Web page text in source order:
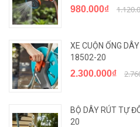
980.000₫
XE CUỘN ỐNG
18502-20
2.300.000₫
BỘ DÂY RÚT TỰ
20